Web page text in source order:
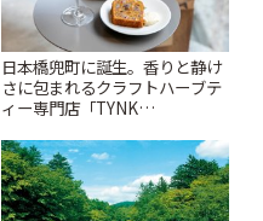
日本橋兜町に誕生。香りと静け
さに包まれるクラフトハーブテ
ィー専門店「TYNK